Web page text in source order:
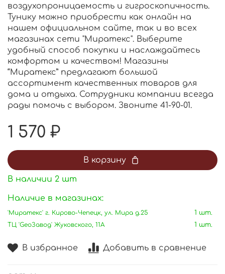
В избранное Добавить в сравнение
воздухопроницаемость и гигроскопичность.
Тунику можно приобрести как онлайн на
нашем официальном сайте, так и во всех
магазинах сети "Миратекс". Выберите
удобный способ покупки и наслаждайтесь
комфортом и качеством! Магазины
“Миратекс” предлагают большой
ассортимент качественных товаров для
дома и отдыха. Сотрудники компании всегда
рады помочь с выбором. Звоните 41-90-01.
1 570 ₽
В корзину
В наличии 2 шт
Наличие в магазинах:
'Миратекс' г. Кирово-Чепецк, ул. Мира д.25
1 шт.
ТЦ 'GeoЗавод' Жуковского, 11А
1 шт.